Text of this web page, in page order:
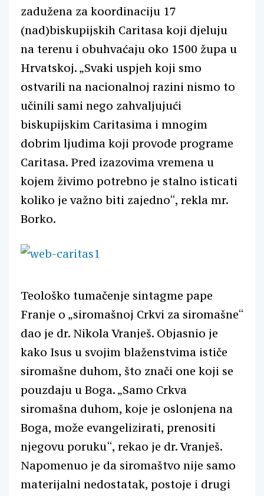
zadužena za koordinaciju 17
(nad)biskupijskih Caritasa koji djeluju
na terenu i obuhvaćaju oko 1500 župa u
Hrvatskoj. „Svaki uspjeh koji smo
ostvarili na nacionalnoj razini nismo to
učinili sami nego zahvaljujući
biskupijskim Caritasima i mnogim
dobrim ljudima koji provode programe
Caritasa. Pred izazovima vremena u
kojem živimo potrebno je stalno isticati
koliko je važno biti zajedno“, rekla mr.
Borko.
Teološko tumačenje sintagme pape
Franje o „siromašnoj Crkvi za siromašne“
dao je dr. Nikola Vranješ. Objasnio je
kako Isus u svojim blaženstvima ističe
siromašne duhom, što znači one koji se
pouzdaju u Boga. „Samo Crkva
siromašna duhom, koje je oslonjena na
Boga, može evangelizirati, prenositi
njegovu poruku“, rekao je dr. Vranješ.
Napomenuo je da siromaštvo nije samo
materijalni nedostatak, postoje i drugi